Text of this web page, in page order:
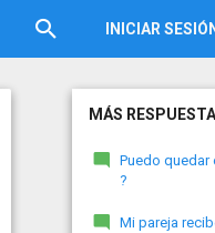
INICIAR SESIÓN
MÁS
Puedo quedar
?
Mi pareja